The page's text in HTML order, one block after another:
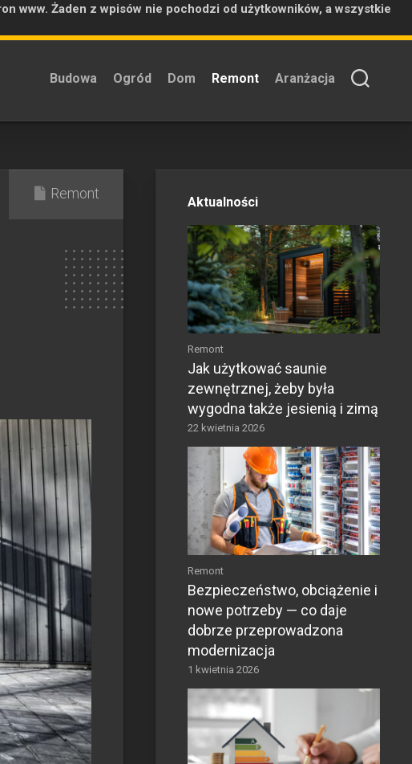
www. Żaden z wpisów nie pochodzi od użytkowników, a wszystkie
Budowa Ogród Dom Remont Aranżacja
Remont
Aktualności
Remont
Jak użytkować saunie
zewnętrznej, żeby była
wygodna także jesienią i zimą
22 kwietnia 2026
Remont
Bezpieczeństwo, obciążenie i
nowe potrzeby — co daje
dobrze przeprowadzona
modernizacja
1 kwietnia 2026